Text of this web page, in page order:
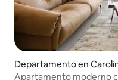
Departamento en
Apartamento moderno